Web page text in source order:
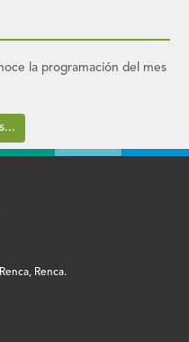
la programación del mes
Renca.